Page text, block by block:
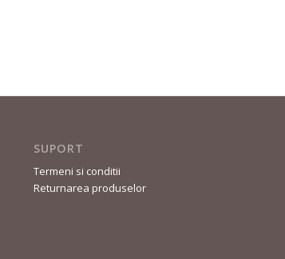
SUPORT
Termeni si conditii
Returnarea produselor